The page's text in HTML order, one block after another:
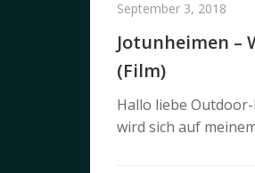
September 3, 2018
Jotunheimen –
(Film)
Hallo liebe
wird sich auf